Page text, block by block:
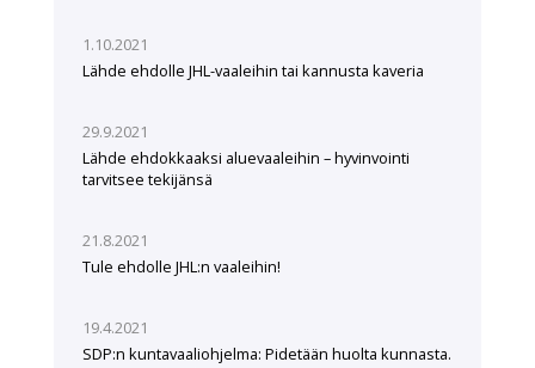
1.10.2021
Lähde ehdolle JHL-vaaleihin tai kannusta kaveria
29.9.2021
Lähde ehdokkaaksi aluevaaleihin – hyvinvointi
tarvitsee tekijänsä
21.8.2021
Tule ehdolle JHL:n vaaleihin!
19.4.2021
SDP:n kuntavaaliohjelma: Pidetään huolta kunnasta.